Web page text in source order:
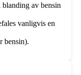
av bensin
vanligvis en
bensin).